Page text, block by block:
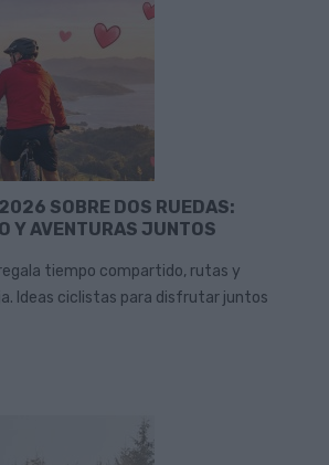
SOBRE DOS RUEDAS:
Y AVENTURAS JUNTOS
tiempo compartido, rutas y
Ideas ciclistas para disfrutar juntos